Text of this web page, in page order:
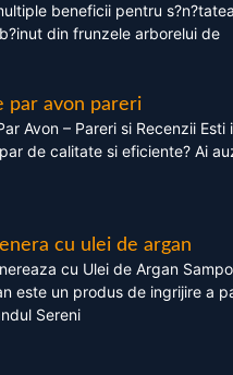
beneficii pentru
din frunzele arborelui de
par avon pareri
Avon – Pareri si Recenzii
de calitate si eficiente? Ai
cu ulei de argan
cu Ulei de Argan
este un produs de ingrijire a
Sereni